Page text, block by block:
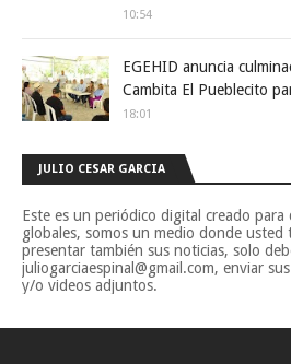
10:54
EGEHID anuncia
Cambita El Pueblecito
18:01
JULIO CESAR GARCIA
Este es un periódico digital creado
globales, somos un medio donde
presentar también sus noticias, solo
juliogarciaespinal@gmail.com, enviar
y/o videos adjuntos.